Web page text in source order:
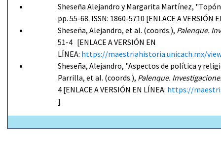
Sheseña Alejandro y Margarita Martínez,
pp. 55-68. ISSN: 1860-5710 [ENLACE A VERSIÓN
Sheseña, Alejandro, et al. (coords.), Palenque.
51-4 [ENLACE A VERSIÓN EN
LÍNEA: https://maestriahistoria.unicach.mx/
Sheseña, Alejandro, "Aspectos de política y
Parrilla, et al. (coords.), Palenque.
4 [ENLACE A VERSIÓN EN LÍNEA: https://
]